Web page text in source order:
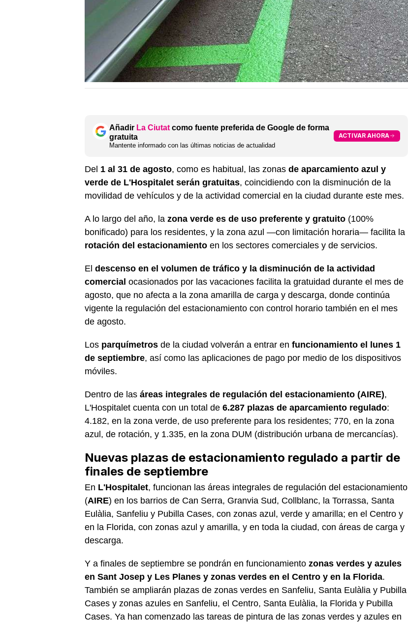
Añadir La Ciutat como fuente preferida de Google de forma
gratuita
Mantente informado con las últimas noticias de actualidad
ACTIVAR AHORA
Del 1 al 31 de agosto, como es habitual, las zonas de aparcamiento azul y
verde de L'Hospitalet serán gratuitas, coincidiendo con la disminución de la
movilidad de vehículos y de la actividad comercial en la ciudad durante este mes.
A lo largo del año, la zona verde es de uso preferente y gratuito (100%
bonificado) para los residentes, y la zona azul —con limitación horaria— facilita la
rotación del estacionamiento en los sectores comerciales y de servicios.
El descenso en el volumen de tráfico y la disminución de la actividad
comercial ocasionados por las vacaciones facilita la gratuidad durante el mes de
agosto, que no afecta a la zona amarilla de carga y descarga, donde continúa
vigente la regulación del estacionamiento con control horario también en el mes
de agosto.
Los parquímetros de la ciudad volverán a entrar en funcionamiento el lunes 1
de septiembre, así como las aplicaciones de pago por medio de los dispositivos
móviles.
Dentro de las áreas integrales de regulación del estacionamiento (AIRE),
L'Hospitalet cuenta con un total de 6.287 plazas de aparcamiento regulado:
4.182, en la zona verde, de uso preferente para los residentes; 770, en la zona
azul, de rotación, y 1.335, en la zona DUM (distribución urbana de mercancías).
Nuevas plazas de estacionamiento regulado a partir de
finales de septiembre
En L'Hospitalet, funcionan las áreas integrales de regulación del estacionamiento
(AIRE) en los barrios de Can Serra, Granvia Sud, Collblanc, la Torrassa, Santa
Eulàlia, Sanfeliu y Pubilla Cases, con zonas azul, verde y amarilla; en el Centro y
en la Florida, con zonas azul y amarilla, y en toda la ciudad, con áreas de carga y
descarga.
Y a finales de septiembre se pondrán en funcionamiento zonas verdes y azules
en Sant Josep y Les Planes y zonas verdes en el Centro y en la Florida.
También se ampliarán plazas de zonas verdes en Sanfeliu, Santa Eulàlia y Pubilla
Cases y zonas azules en Sanfeliu, el Centro, Santa Eulàlia, la Florida y Pubilla
Cases. Ya han comenzado las tareas de pintura de las zonas verdes y azules en